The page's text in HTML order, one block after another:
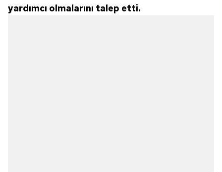
yardımcı olmalarını talep etti.